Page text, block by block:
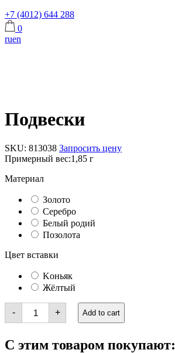
+7 (4012) 644 288
0
ruen
Подвески
SKU: 813038 Запросить цену
Примерный вес:1,85 г
Материал
Золото
Серебро
Белый родий
Позолота
Цвет вставки
Kоньяк
Жёлтый
-
Подвески
quantity
+ Add to cart
С этим товаром покупают: